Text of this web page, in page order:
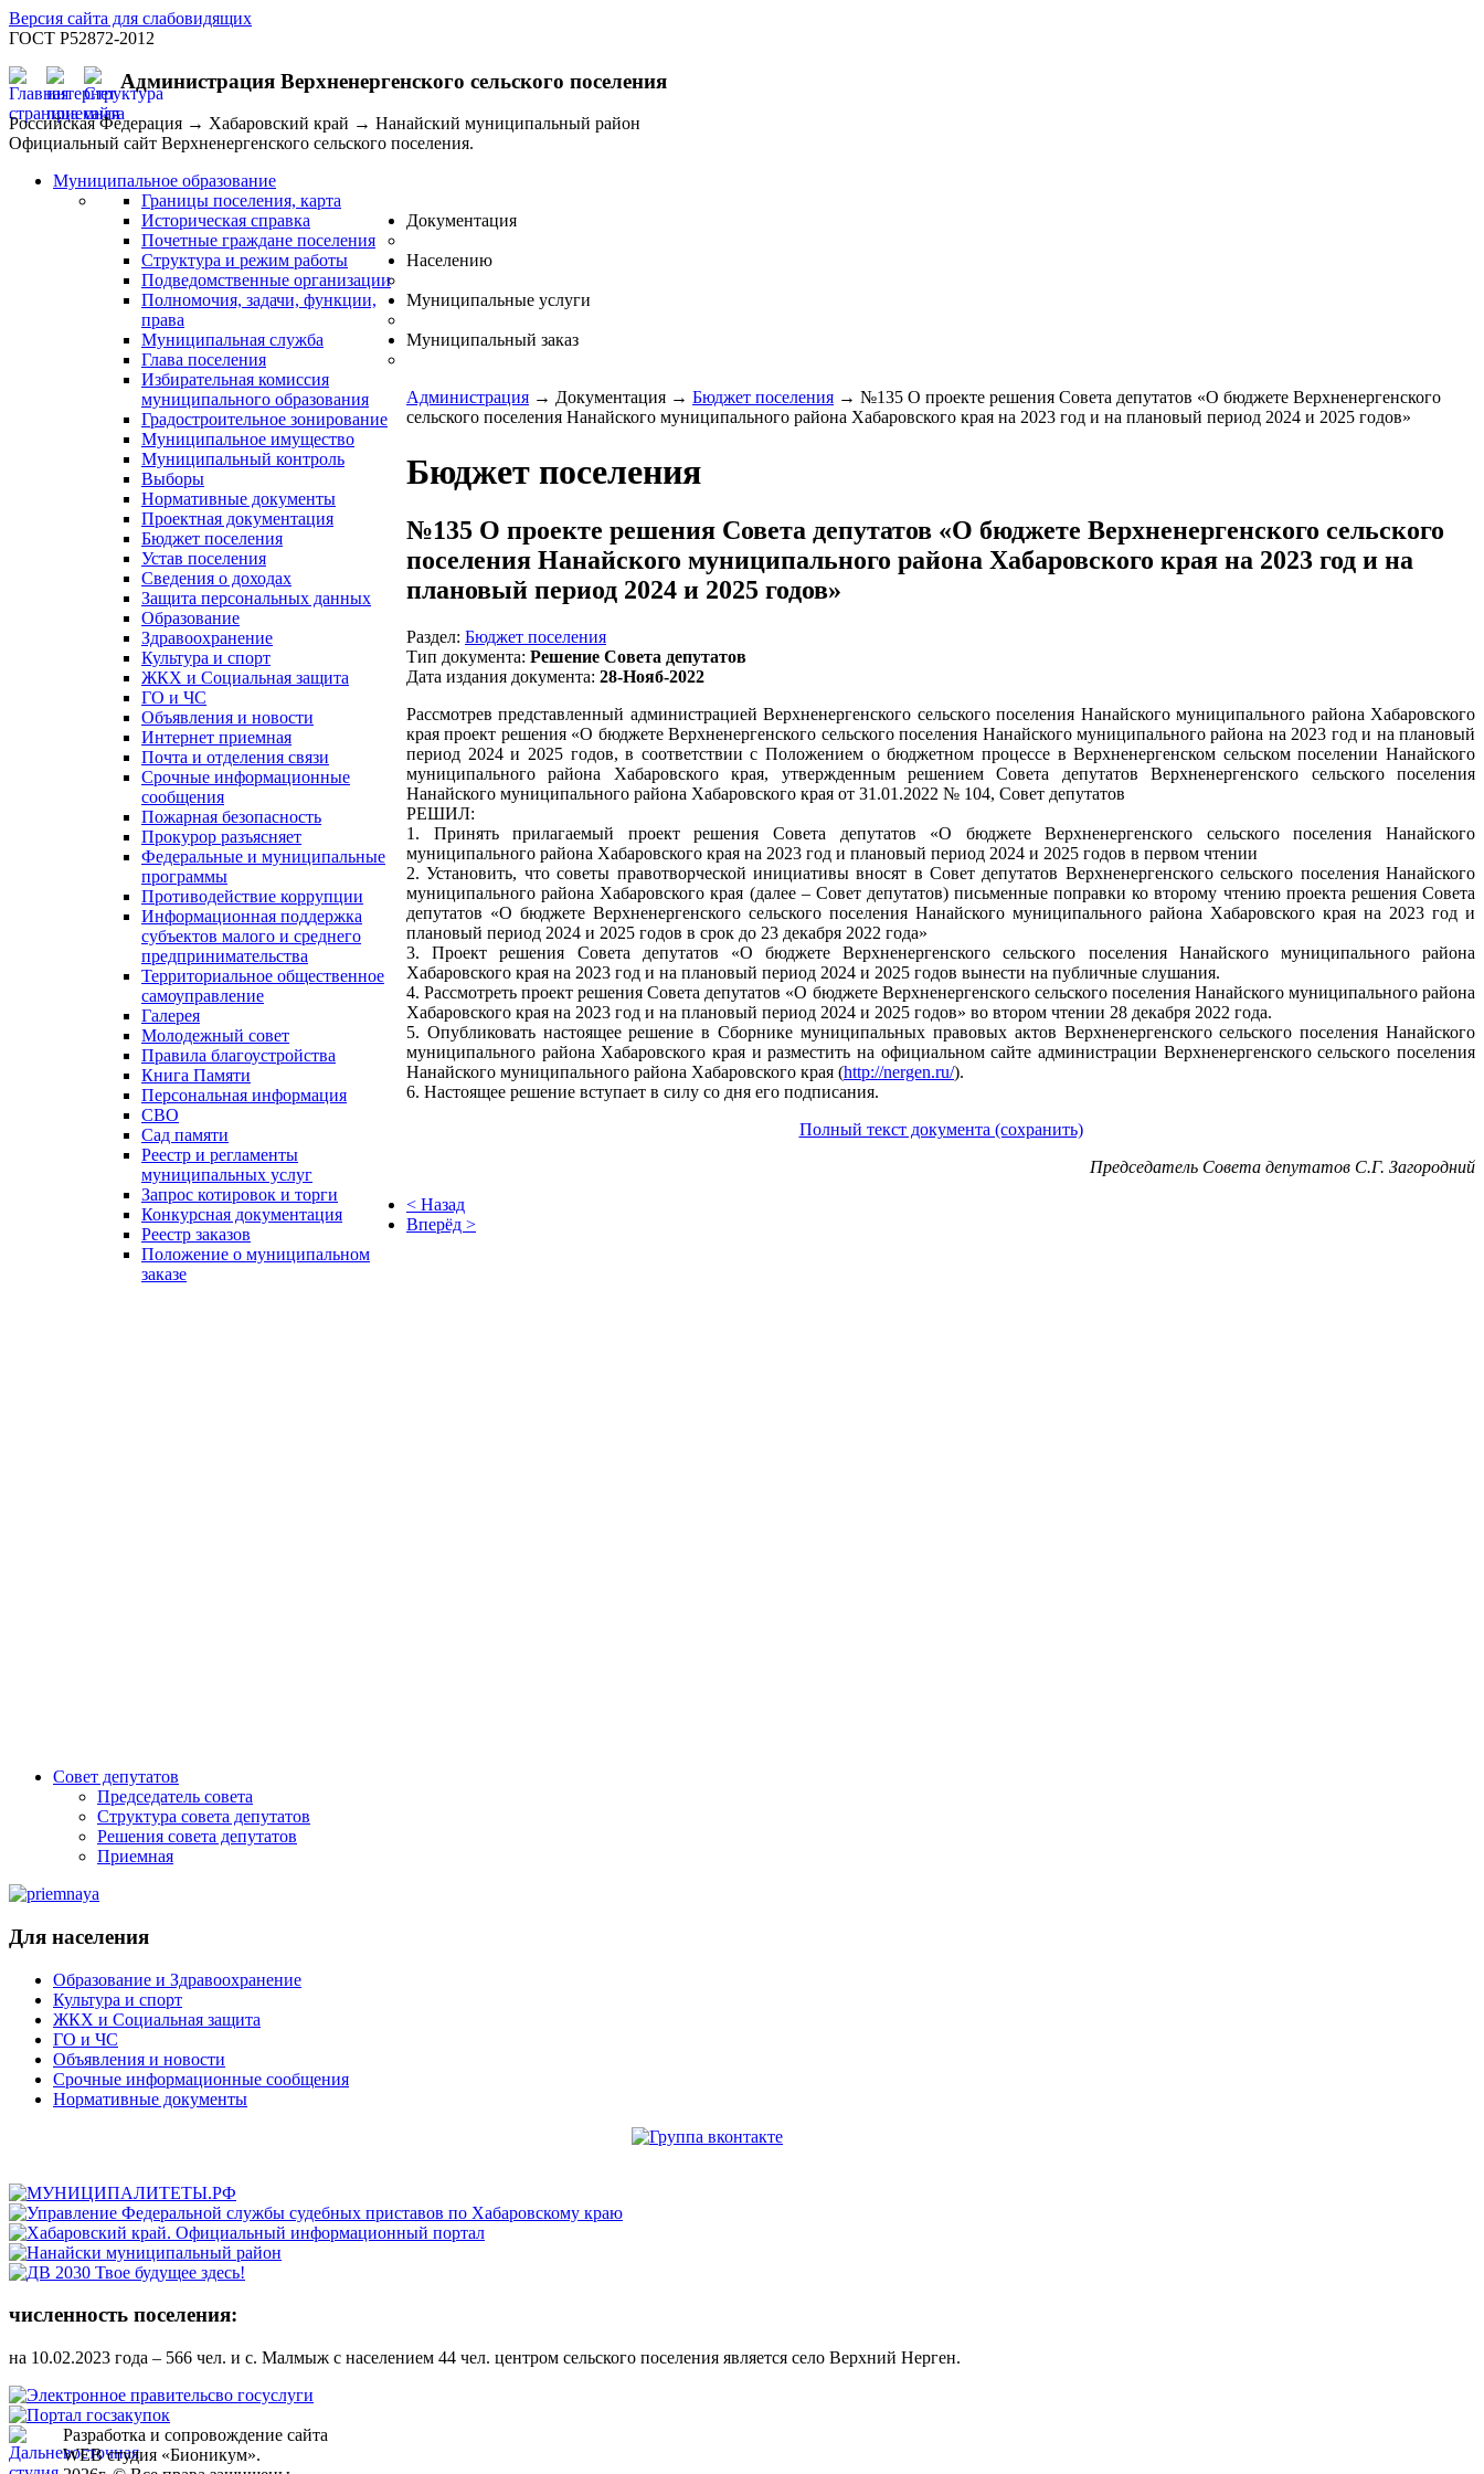
Версия сайта для слабовидящих
ГОСТ Р52872-2012
Администрация Верхненергенского сельского поселения
Российская Федерация → Хабаровский край → Нанайский муниципальный район
Официальный сайт Верхненергенского сельского поселения.
Муниципальное образование
Границы поселения, карта
Историческая справка
Почетные граждане поселения
Структура и режим работы
Подведомственные организации
Полномочия, задачи, функции,
права
Муниципальная служба
Глава поселения
Избирательная комиссия
муниципального образования
Градостроительное зонирование
Муниципальное имущество
Муниципальный контроль
Выборы
Документация
Нормативные документы
Проектная документация
Бюджет поселения
Устав поселения
Сведения о доходах
Защита персональных данных
Населению
Образование
Здравоохранение
Культура и спорт
ЖКХ и Социальная защита
ГО и ЧС
Объявления и новости
Интернет приемная
Почта и отделения связи
Срочные информационные
сообщения
Пожарная безопасность
Прокурор разъясняет
Федеральные и муниципальные
программы
Противодействие коррупции
Информационная поддержка
субъектов малого и среднего
предпринимательства
Территориальное общественное
самоуправление
Галерея
Молодежный совет
Правила благоустройства
Книга Памяти
Персональная информация
СВО
Сад памяти
Муниципальные услуги
Реестр и регламенты
муниципальных услуг
Муниципальный заказ
Запрос котировок и торги
Конкурсная документация
Реестр заказов
Положение о муниципальном
заказе
Администрация → Документация → Бюджет поселения → №135 О проекте решения Совета депутатов «О бюджете Верхненергенского
сельского поселения Нанайского муниципального района Хабаровского края на 2023 год и на плановый период 2024 и 2025 годов»
Бюджет поселения
№135 О проекте решения Совета депутатов «О бюджете Верхненергенского сельского
поселения Нанайского муниципального района Хабаровского края на 2023 год и на
плановый период 2024 и 2025 годов»
Раздел: Бюджет поселения
Тип документа: Решение Совета депутатов
Дата издания документа: 28-Нояб-2022
Рассмотрев представленный администрацией Верхненергенского сельского поселения Нанайского муниципального района Хабаровского
края проект решения «О бюджете Верхненергенского сельского поселения Нанайского муниципального района на 2023 год и на плановый
период 2024 и 2025 годов, в соответствии с Положением о бюджетном процессе в Верхненергенском сельском поселении Нанайского
муниципального района Хабаровского края, утвержденным решением Совета депутатов Верхненергенского сельского поселения
Нанайского муниципального района Хабаровского края от 31.01.2022 № 104, Совет депутатов
РЕШИЛ:
1. Принять прилагаемый проект решения Совета депутатов «О бюджете Верхненергенского сельского поселения Нанайского
муниципального района Хабаровского края на 2023 год и плановый период 2024 и 2025 годов в первом чтении
2. Установить, что советы правотворческой инициативы вносят в Совет депутатов Верхненергенского сельского поселения Нанайского
муниципального района Хабаровского края (далее – Совет депутатов) письменные поправки ко второму чтению проекта решения Совета
депутатов «О бюджете Верхненергенского сельского поселения Нанайского муниципального района Хабаровского края на 2023 год и
плановый период 2024 и 2025 годов в срок до 23 декабря 2022 года»
3. Проект решения Совета депутатов «О бюджете Верхненергенского сельского поселения Нанайского муниципального района
Хабаровского края на 2023 год и на плановый период 2024 и 2025 годов вынести на публичные слушания.
4. Рассмотреть проект решения Совета депутатов «О бюджете Верхненергенского сельского поселения Нанайского муниципального района
Хабаровского края на 2023 год и на плановый период 2024 и 2025 годов» во втором чтении 28 декабря 2022 года.
5. Опубликовать настоящее решение в Сборнике муниципальных правовых актов Верхненергенского сельского поселения Нанайского
муниципального района Хабаровского края и разместить на официальном сайте администрации Верхненергенского сельского поселения
Нанайского муниципального района Хабаровского края (http://nergen.ru/).
6. Настоящее решение вступает в силу со дня его подписания.
Полный текст документа (сохранить)
Председатель Совета депутатов С.Г. Загородний
< Назад
Вперёд >
Совет депутатов
Председатель совета
Структура совета депутатов
Решения совета депутатов
Приемная
Для населения
Образование и Здравоохранение
Культура и спорт
ЖКХ и Социальная защита
ГО и ЧС
Объявления и новости
Срочные информационные сообщения
Нормативные документы
численность поселения:
на 10.02.2023 года – 566 чел. и с. Малмыж с населением 44 чел. центром сельского поселения является село Верхний Нерген.
Разработка и сопровождение сайта
WEB студия «Бионикум».